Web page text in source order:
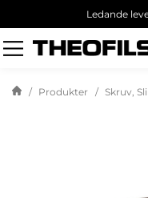
Ledande
Sök
produkt
Produkter Skruv,